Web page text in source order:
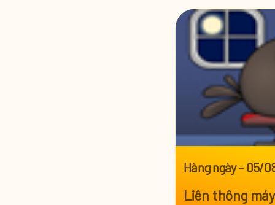
Hàng ngày- 05/
Liên thông